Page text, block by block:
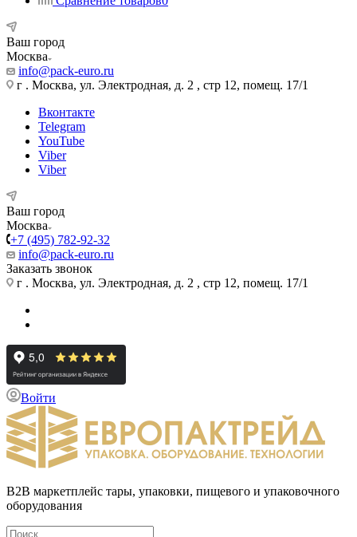
Ваш город
Москва
info@pack-euro.ru
г . Москва, ул. Электродная, д. 2 , стр 12, помещ. 17/1
Вконтакте
Telegram
YouTube
Viber
Viber
Ваш город
Москва
+7 (495) 782-92-32
info@pack-euro.ru
Заказать звонок
г . Москва, ул. Электродная, д. 2 , стр 12, помещ. 17/1
Войти
B2B маркетплейс тары, упаковки, пищевого и упаковочного
оборудования